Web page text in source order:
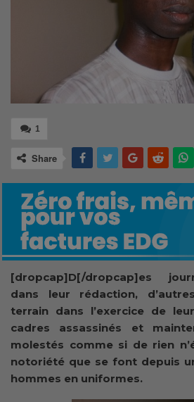
1
Share
[dropcap]D[/dropcap]es
dans leur rédaction,
terrain dans l’exercice de
cadres assassinés et
molestés comme si de rien
notoriété que se font depuis
hommes en uniformes.